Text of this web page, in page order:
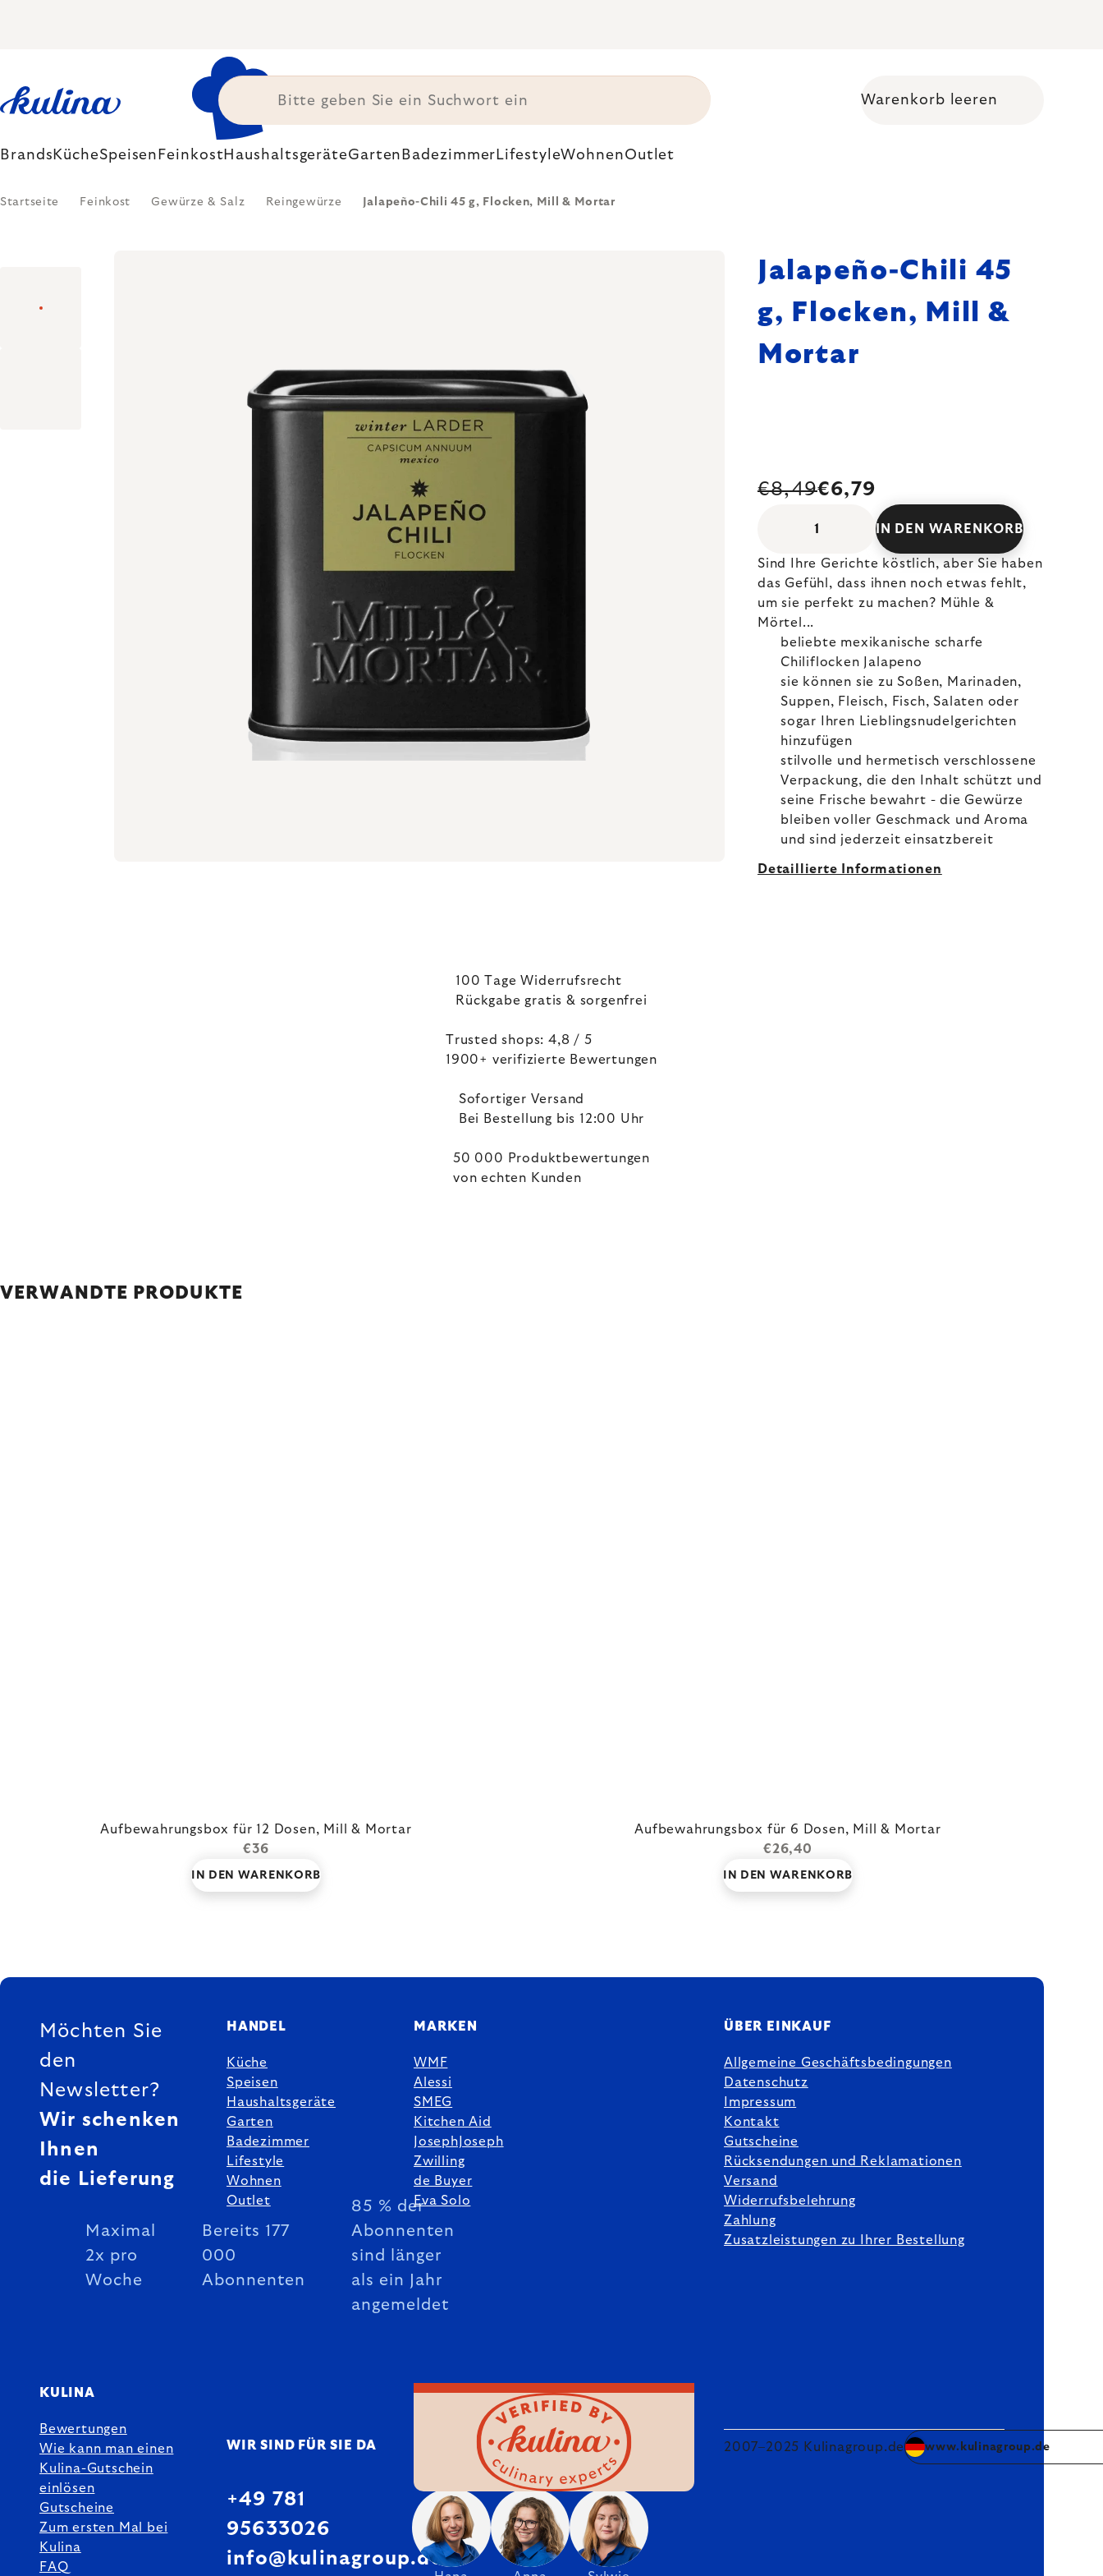
Warenkorb leeren
Brands KücheSpeisen FeinkostHaushaltsgeräteGarten Badezimmer LifestyleWohnenOutlet
Startseite Feinkost Gewürze & Salz Reingewürze Jalapeño-Chili 45 g, Flocken, Mill & Mortar
Jalapeño-Chili 45
g, Flocken, Mill &
Mortar
€8,49€6,79
IN DEN WARENKORB
Sind Ihre Gerichte köstlich, aber Sie haben
das Gefühl, dass ihnen noch etwas fehlt,
um sie perfekt zu machen? Mühle &
Mörtel...
beliebte mexikanische scharfe
Chiliflocken Jalapeno
sie können sie zu Soßen, Marinaden,
Suppen, Fleisch, Fisch, Salaten oder
sogar Ihren Lieblingsnudelgerichten
hinzufügen
stilvolle und hermetisch verschlossene
Verpackung, die den Inhalt schützt und
seine Frische bewahrt - die Gewürze
bleiben voller Geschmack und Aroma
und sind jederzeit einsatzbereit
Detaillierte Informationen
100 Tage Widerrufsrecht
Rückgabe gratis & sorgenfrei
Trusted shops: 4,8 / 5
1900+ verifizierte Bewertungen
Sofortiger Versand
Bei Bestellung bis 12:00 Uhr
50 000 Produktbewertungen
von echten Kunden
VERWANDTE PRODUKTE
Aufbewahrungsbox für 12 Dosen, Mill & Mortar
€36
IN DEN WARENKORB
Aufbewahrungsbox für 6 Dosen, Mill & Mortar
€26,40
IN DEN WARENKORB
FUSSZEILE
Möchten Sie
den
Newsletter?
Wir schenken
Ihnen
die Lieferung
Maximal
2x pro
Woche
Bereits 177
000
Abonnenten
85 % der
Abonnenten
sind länger
als ein Jahr
angemeldet
HANDEL
Küche
Speisen
Haushaltsgeräte
Garten
Badezimmer
Lifestyle
Wohnen
Outlet
MARKEN
WMF
Alessi
SMEG
Kitchen Aid
JosephJoseph
Zwilling
de Buyer
Eva Solo
ÜBER EINKAUF
Allgemeine Geschäftsbedingungen
Datenschutz
Impressum
Kontakt
Gutscheine
Rücksendungen und Reklamationen
Versand
Widerrufsbelehrung
Zahlung
Zusatzleistungen zu Ihrer Bestellung
KULINA
Bewertungen
Wie kann man einen
Kulina-Gutschein
einlösen
Gutscheine
Zum ersten Mal bei
Kulina
FAQ
WIR SIND FÜR SIE DA
+49 781
95633026
info@kulinagroup.de
2007–2025 Kulinagroup.de www.kulinagroup.de